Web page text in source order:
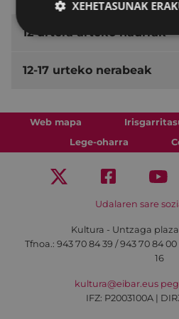
12 urtera arteko haurrak
12-17 urteko nerabeak
Web mapa
Lege-oharra
Udalaren sare
Kultura - Untzaga
Tfnoa.: 943 70 84 39 / 943 70 84
16
kultura@eibar.eus
IFZ: P2003100A |
XEHETASUNAK